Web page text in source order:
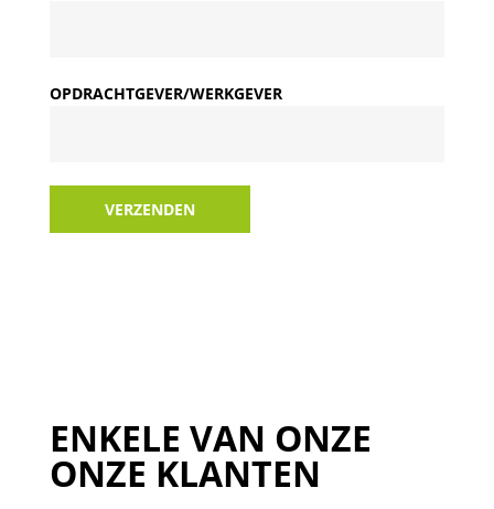
OPDRACHTGEVER/WERKGEVER
VERZENDEN
ENKELE VAN ONZE
ONZE KLANTEN